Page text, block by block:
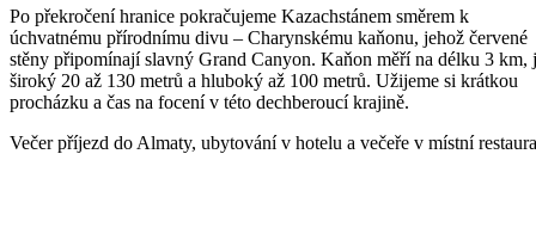
Po překročení hranice pokračujeme Kazachstánem směrem k
úchvatnému přírodnímu divu – Charynskému kaňonu, jehož červené
stěny připomínají slavný Grand Canyon. Kaňon měří na délku 3 km,
široký 20 až 130 metrů a hluboký až 100 metrů. Užijeme si krátkou
procházku a čas na focení v této dechberoucí krajině.
Večer příjezd do Almaty, ubytování v hotelu a večeře v místní